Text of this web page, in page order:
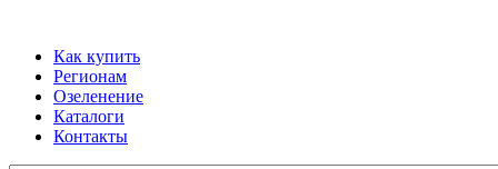
Как купить
Регионам
Озеленение
Каталоги
Контакты